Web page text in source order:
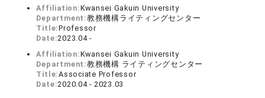
Affiliation:Kwansei Gakuin University
Department:教務機構ライティングセンター
Title:Professor
Date:2023.04 -
Affiliation:Kwansei Gakuin University
Department:教務機構 ライティングセンター
Title:Associate Professor
Date:2020.04 - 2023.03